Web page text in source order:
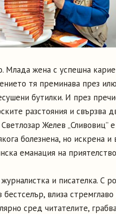
Млада жена с успешна
тя преминава през
бутилки. И през
разстояния и свързва
Желев „Сливовиц”
болезнена, но искрена
еманация на
и писателка. С
влиза
сред читателите,